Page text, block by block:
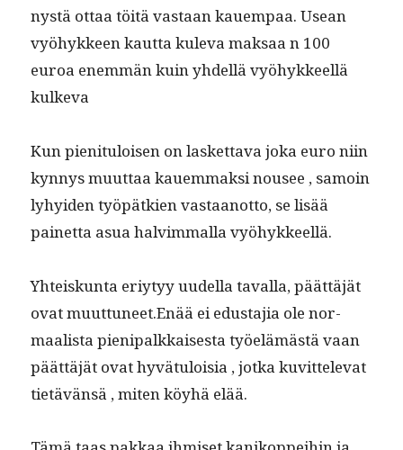
nys­tä ottaa töitä vas­taan kauem­paa. Use­an
vyöhyk­keen kaut­ta kule­va mak­saa n 100
euroa enem­män kuin yhdel­lä vyöhyk­keel­lä
kulkeva
Kun pien­i­t­u­loisen on las­ket­ta­va joka euro niin
kyn­nys muut­taa kauem­mak­si nousee , samoin
lyhyi­den työpätkien vas­taan­ot­to, se lisää
painet­ta asua halvim­mal­la vyöhykkeellä.
Yhteiskun­ta eriy­tyy uudel­la taval­la, päät­täjät
ovat muuttuneet.Enää ei edus­ta­jia ole nor­
maal­ista pieni­palkkaises­ta työelämästä vaan
päät­täjät ovat hyvä­tu­loisia , jot­ka kuvit­tel­e­vat
tietävän­sä , miten köy­hä elää.